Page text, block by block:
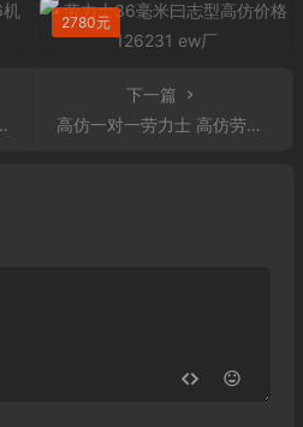
2780元
下一篇
高仿一对一劳力士 高仿劳力士切利尼系列50609RBR-0007 表圈镶钻男士机械表